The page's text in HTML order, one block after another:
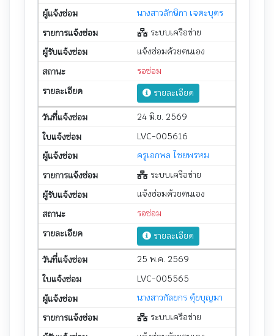
นางสาวลักษิกา เจตะบุตร
ระบบเครือข่าย
แจ้งซ่อมด้วยตนเอง
รอซ่อม
รายละเอียด
24 มิ.ย. 2569
LVC-005616
ครูเอกพล ไชยพรหม
ระบบเครือข่าย
แจ้งซ่อมด้วยตนเอง
รอซ่อม
รายละเอียด
25 พ.ค. 2569
LVC-005565
นางสาวกัลยกร ตุ้ยบุญมา
ระบบเครือข่าย